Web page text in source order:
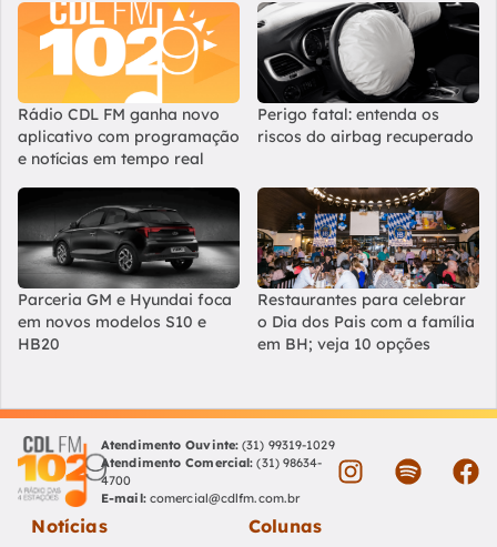
Rádio CDL FM ganha novo
aplicativo com programação
e notícias em tempo real
Perigo fatal: entenda os
riscos do airbag recuperado
Parceria GM e Hyundai foca
em novos modelos S10 e
HB20
Restaurantes para celebrar
o Dia dos Pais com a família
em BH; veja 10 opções
Atendimento Ouvinte: (31) 99319-1029
Atendimento Comercial: (31) 98634-
4700
E-mail: comercial@cdlfm.com.br
Notícias Colunas